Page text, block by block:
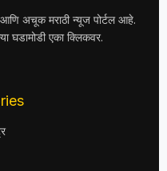
अचूक मराठी न्यूज पोर्टल आहे.
घडामोडी एका क्लिकवर.